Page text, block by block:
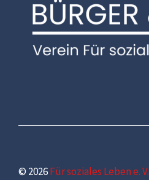
© 2026Für soziales Leben e. V.